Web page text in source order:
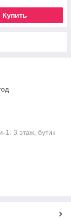
Купить
1. 3 этаж, бутик